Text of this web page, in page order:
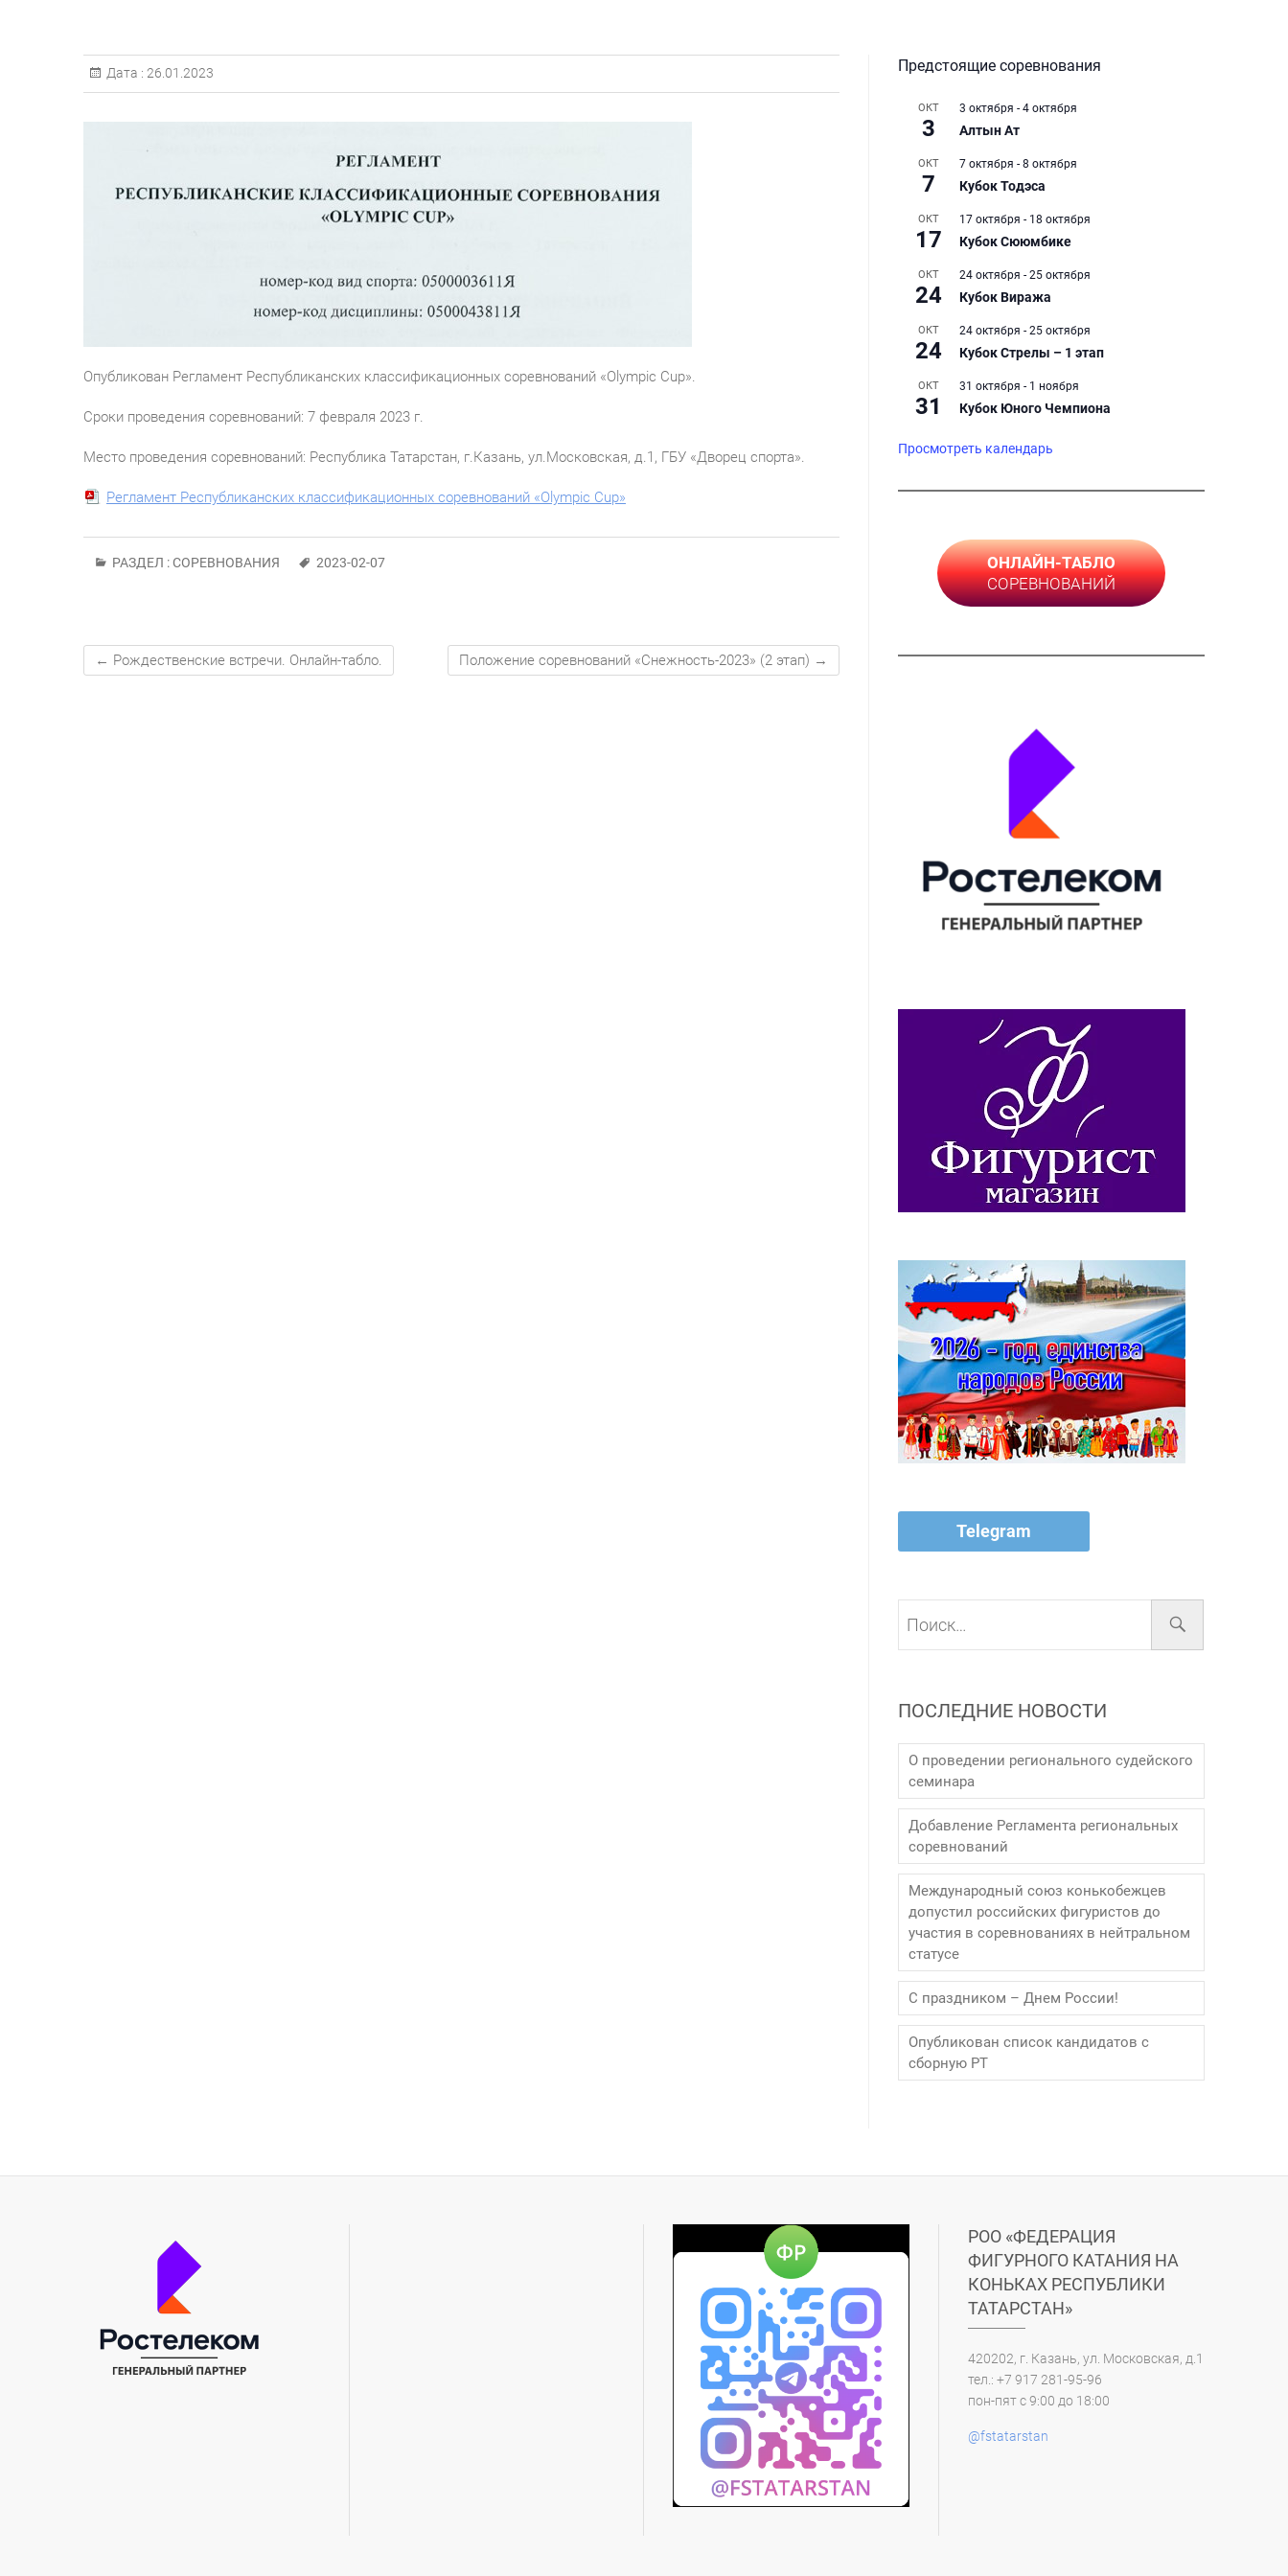
Дата : 26.01.2023
Опубликован Регламент Республиканских классификационных соревнований «Olympic Cup».
Сроки проведения соревнований: 7 февраля 2023 г.
Место проведения соревнований: Республика Татарстан, г.Казань, ул.Московская, д.1, ГБУ «Дворец спорта».
Регламент Республиканских классификационных соревнований «Olympic Cup»
РАЗДЕЛ :СОРЕВНОВАНИЯ 2023-02-07
← Рождественские встречи. Онлайн-табло. Положение соревнований «Снежность-2023» (2 этап) →
Предстоящие соревнования
ОКТ
3
3 октября - 4 октября
Алтын Ат
ОКТ
7
7 октября - 8 октября
Кубок Тодэса
ОКТ
17
17 октября - 18 октября
Кубок Сююмбике
ОКТ
24
24 октября - 25 октября
Кубок Виража
ОКТ
24
24 октября - 25 октября
Кубок Стрелы – 1 этап
ОКТ
31
31 октября - 1 ноября
Кубок Юного Чемпиона
Просмотреть календарь
ОНЛАЙН-ТАБЛО
СОРЕВНОВАНИЙ
Telegram
ПОСЛЕДНИЕ НОВОСТИ
О проведении регионального судейского
семинара
Добавление Регламента региональных
соревнований
Международный союз конькобежцев
допустил российских фигуристов до
участия в соревнованиях в нейтральном
статусе
С праздником – Днем России!
Опубликован список кандидатов с
сборную РТ
РОО «ФЕДЕРАЦИЯ
ФИГУРНОГО КАТАНИЯ НА
КОНЬКАХ РЕСПУБЛИКИ
ТАТАРСТАН»
420202, г. Казань, ул. Московская, д.1
тел.: +7 917 281-95-96
пон-пят с 9:00 до 18:00
@fstatarstan